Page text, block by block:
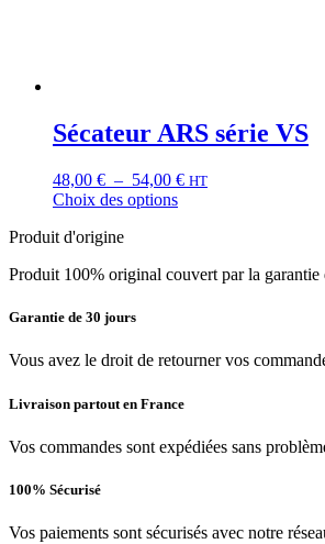
Sécateur ARS série VS
48,00 € – 54,00 €Plage
54,00 €
HT
Choix des options
produit
plusieurs
Les
peuvent
page
produit
Produit d'origine
Produit 100% original couvert par la garantie
Garantie de 30 jours
Vous avez le droit de retourner vos
Livraison partout en France
Vos commandes sont expédiées sans
100% Sécurisé
Vos paiements sont sécurisés avec notre